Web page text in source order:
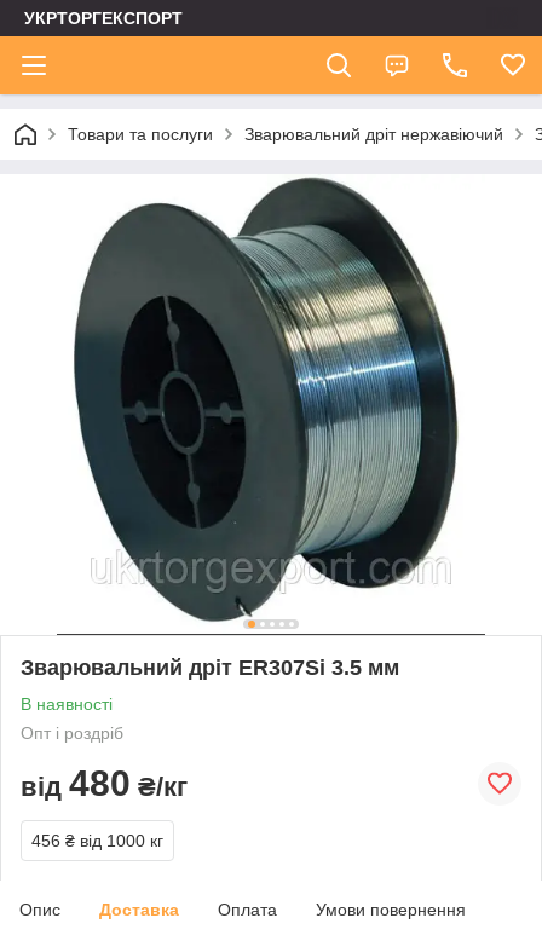
УКРТОРГЕКСПОРТ
Товари та послуги Зварювальний дріт нержавіючий
Зварювальний дріт ER307Si 3.5 мм
В наявності
Опт і роздріб
від 480 ₴/кг
456 ₴ від 1000 кг
Опис Доставка Оплата Умови повернення